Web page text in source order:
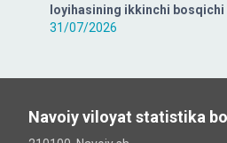
loyihasining ikkinchi bosqichi
31/07/2026
Navoiy viloyat statistika